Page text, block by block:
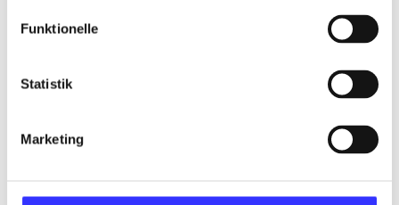
Funktionelle
Statistik
Marketing